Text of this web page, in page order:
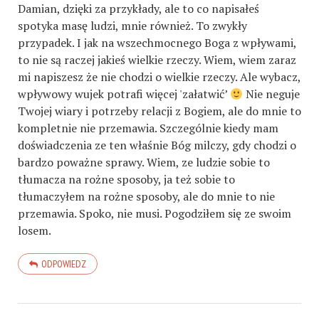
Damian, dzięki za przykłady, ale to co napisałeś
spotyka masę ludzi, mnie również. To zwykły
przypadek. I jak na wszechmocnego Boga z wpływami,
to nie są raczej jakieś wielkie rzeczy. Wiem, wiem zaraz
mi napiszesz że nie chodzi o wielkie rzeczy. Ale wybacz,
wpływowy wujek potrafi więcej 'załatwić’
Nie neguje
Twojej wiary i potrzeby relacji z Bogiem, ale do mnie to
kompletnie nie przemawia. Szczególnie kiedy mam
doświadczenia ze ten właśnie Bóg milczy, gdy chodzi o
bardzo poważne sprawy. Wiem, ze ludzie sobie to
tłumacza na rożne sposoby, ja też sobie to
tłumaczyłem na rożne sposoby, ale do mnie to nie
przemawia. Spoko, nie musi. Pogodziłem się ze swoim
losem.
ODPOWIEDZ